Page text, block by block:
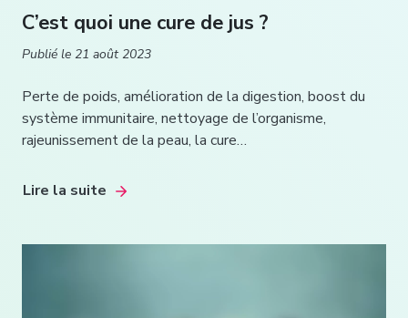
C’est quoi une cure de jus ?
Publié le 21 août 2023
Perte de poids, amélioration de la digestion, boost du
système immunitaire, nettoyage de l’organisme,
rajeunissement de la peau, la cure…
Lire la suite